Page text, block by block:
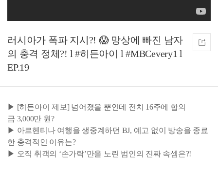
러시아가 폭파 지시?! 😱 망상에 빠진 남자
의 충격 정체?! l #히든아이 l #MBCevery1 l
EP.19
▶ [히든아이 제보] 넘어졌을 뿐인데 전치 16주에 합의
금 3,000만 원?
▶ 아르헨티나 여행을 생중계하던 BJ, 예고 없이 방송을 종료
한 충격적인 이유는?
▶ 오직 취객의 ‘손가락’만을 노린 범인의 진짜 속셈은?!